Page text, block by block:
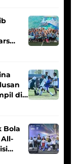
di
Bola
All-